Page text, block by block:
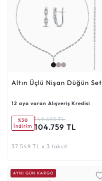
Altın Üçlü Nişan Düğün Set
12 aya varan Alışveriş Kredisi
%30
İndirim
149.693 TL
104.759 TL
37.549 TL x 3 taksit
AYNI GÜN KARGO